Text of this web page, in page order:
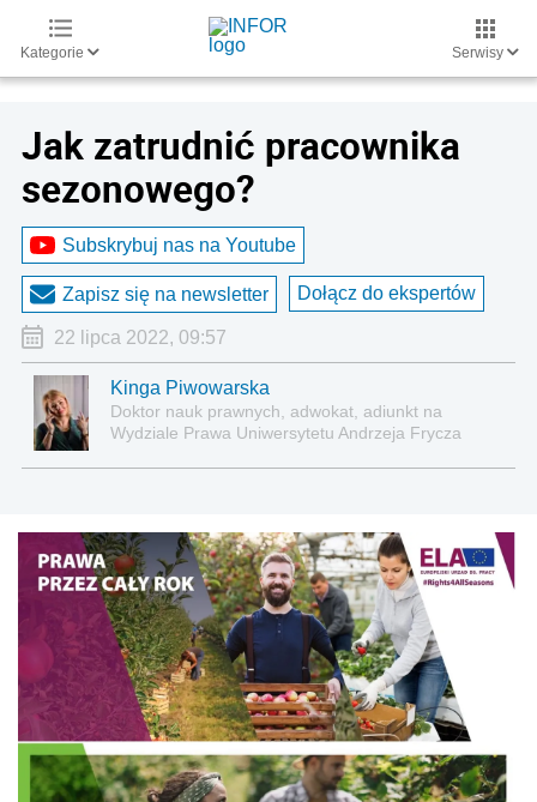
Kategorie Serwisy
Jak zatrudnić pracownika
sezonowego?
Subskrybuj nas na Youtube
Zapisz się na newsletter Dołącz do ekspertów
22 lipca 2022, 09:57
Kinga Piwowarska
Doktor nauk prawnych, adwokat, adiunkt na
Wydziale Prawa Uniwersytetu Andrzeja Frycza
administracyjnoprawnych aspektach związanych z
pracą i pomocą socjalną.